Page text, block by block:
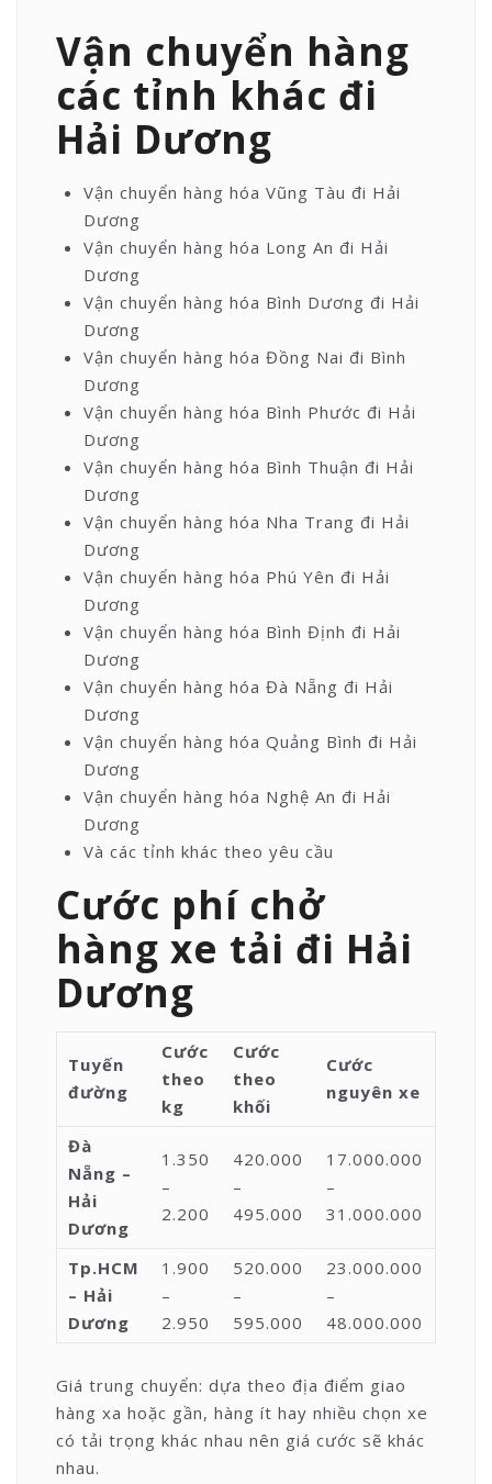
Vận chuyển hàng
các tỉnh khác đi
Hải Dương
Vận chuyển hàng hóa Vũng Tàu đi Hải
Dương
Vận chuyển hàng hóa Long An đi Hải
Dương
Vận chuyển hàng hóa Bình Dương đi Hải
Dương
Vận chuyển hàng hóa Đồng Nai đi Bình
Dương
Vận chuyển hàng hóa Bình Phước đi Hải
Dương
Vận chuyển hàng hóa Bình Thuận đi Hải
Dương
Vận chuyển hàng hóa Nha Trang đi Hải
Dương
Vận chuyển hàng hóa Phú Yên đi Hải
Dương
Vận chuyển hàng hóa Bình Định đi Hải
Dương
Vận chuyển hàng hóa Đà Nẵng đi Hải
Dương
Vận chuyển hàng hóa Quảng Bình đi Hải
Dương
Vận chuyển hàng hóa Nghệ An đi Hải
Dương
Và các tỉnh khác theo yêu cầu
Cước phí chở
hàng xe tải đi Hải
Dương
Tuyến
đường
Cước
theo
kg
Cước
theo
khối
Cước
nguyên xe
Đà
Nẵng –
Hải
Dương
1.350
–
2.200
420.000
–
495.000
17.000.000
–
31.000.000
Tp.HCM
– Hải
Dương
1.900
–
2.950
520.000
–
595.000
23.000.000
–
48.000.000
Giá trung chuyển: dựa theo địa điểm giao
hàng xa hoặc gần, hàng ít hay nhiều chọn xe
có tải trọng khác nhau nên giá cước sẽ khác
nhau.